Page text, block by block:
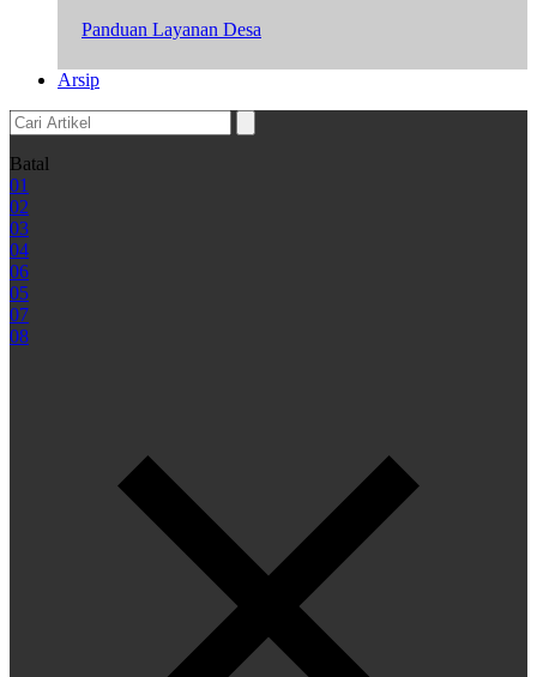
Panduan Layanan Desa
Arsip
Batal
01
02
03
04
06
05
07
08